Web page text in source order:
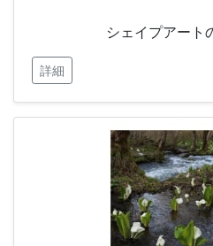
シェイプアート
詳細